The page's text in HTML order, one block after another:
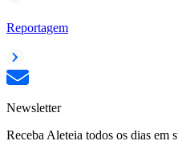
Reportagem
Newsletter
Receba Aleteia todos os dias em